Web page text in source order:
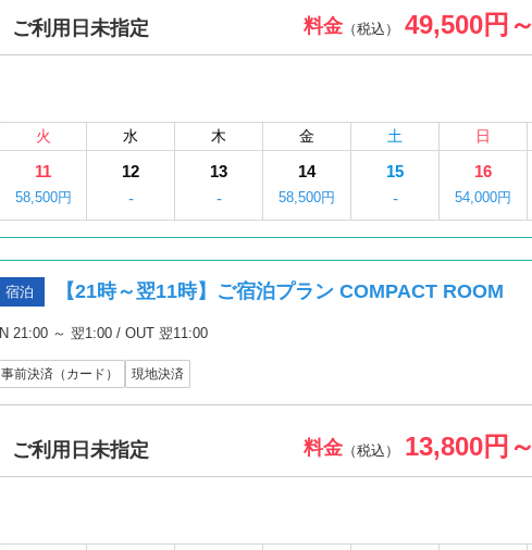
ご利用日未指定 料金（税込） 49,500円～
火 水 木 金 土 日
11
58,500円
12
-
13
-
14
58,500円
15
-
16
54,000円
宿泊 【21時～翌11時】ご宿泊プラン COMPACT ROOM
IN 21:00 ～ 翌1:00 / OUT 翌11:00
事前決済（カード） 現地決済
ご利用日未指定 料金（税込） 13,800円～